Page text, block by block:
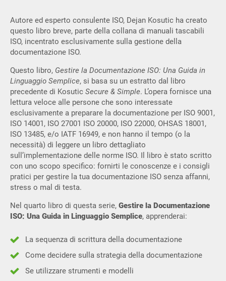
Autore ed esperto consulente ISO, Dejan Kosutic ha creato
questo libro breve, parte della collana di manuali tascabili
ISO, incentrato esclusivamente sulla gestione della
documentazione ISO.
Questo libro, Gestire la Documentazione ISO: Una Guida in
Linguaggio Semplice, si basa su un estratto dal libro
precedente di Kosutic Secure & Simple. L’opera fornisce una
lettura veloce alle persone che sono interessate
esclusivamente a preparare la documentazione per ISO 9001,
ISO 14001, ISO 27001 ISO 20000, ISO 22000, OHSAS 18001,
ISO 13485, e/o IATF 16949, e non hanno il tempo (o la
necessità) di leggere un libro dettagliato
sull’implementazione delle norme ISO. Il libro è stato scritto
con uno scopo specifico: fornirti le conoscenze e i consigli
pratici per gestire la tua documentazione ISO senza affanni,
stress o mal di testa.
Nel quarto libro di questa serie, Gestire la Documentazione
ISO: Una Guida in Linguaggio Semplice, apprenderai:
La sequenza di scrittura della documentazione
Come decidere sulla strategia della documentazione
Se utilizzare strumenti e modelli